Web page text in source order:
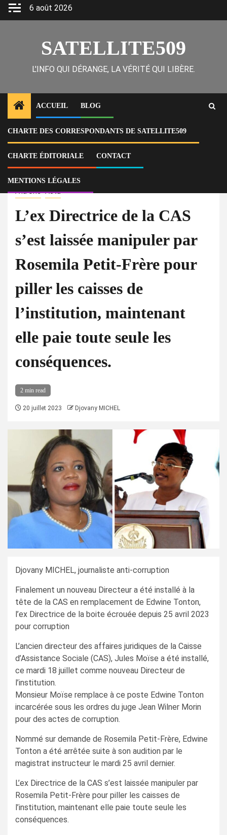
Skip
6 août 2026
SATELLITE509
L'INFO QUI DÉRANGE, LA VÉRITÉ QUI LIBÈRE.
ACCUEIL BLOG
CHARTE DES CORRESPONDANTS DE SATELLITE509
CHARTE ÉDITORIALE CONTACT
MENTIONS LÉGALES
Home
Actu
L’ex Directrice de la CAS s’est laissée manipuler par Rosemila Petit-Frère
pour piller les caisses de l’institution, maintenant elle paie toute seule
À la Une Actu
L’ex Directrice de la CAS
s’est laissée manipuler par
Rosemila Petit-Frère pour
piller les caisses de
l’institution, maintenant
elle paie toute seule les
conséquences.
2 min read
20 juillet 2023 Djovany MICHEL
Djovany MICHEL, journaliste anti-corruption
Finalement un nouveau Directeur a été installé à la
tête de la CAS en remplacement de Edwine Tonton,
l’ex Directrice de la boite écrouée depuis 25 avril 2023
pour corruption
L’ancien directeur des affaires juridiques de la Caisse
d’Assistance Sociale (CAS), Jules Moïse a été installé,
ce mardi 18 juillet comme nouveau Directeur de
l’institution.
Monsieur Moïse remplace à ce poste Edwine Tonton
incarcérée sous les ordres du juge Jean Wilner Morin
pour des actes de corruption.
Nommé sur demande de Rosemila Petit-Frère, Edwine
Tonton a été arrêtée suite à son audition par le
magistrat instructeur le mardi 25 avril dernier.
L’ex Directrice de la CAS s’est laissée manipuler par
Rosemila Petit-Frère pour piller les caisses de
l’institution, maintenant elle paie toute seule les
conséquences.